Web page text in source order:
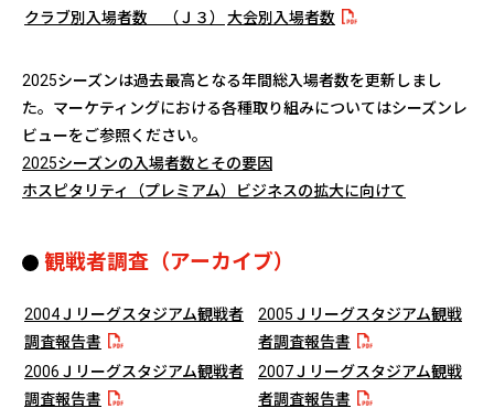
クラブ別入場者数 （Ｊ３）
大会別入場者数
2025シーズンは過去最高となる年間総入場者数を更新しまし
た。マーケティングにおける各種取り組みについてはシーズンレ
ビューをご参照ください。
2025シーズンの入場者数とその要因
ホスピタリティ（プレミアム）ビジネスの拡大に向けて
観戦者調査（アーカイブ）
2004Ｊリーグスタジアム観戦者
調査報告書
2005Ｊリーグスタジアム観戦
者調査報告書
2006Ｊリーグスタジアム観戦者
調査報告書
2007Ｊリーグスタジアム観戦
者調査報告書